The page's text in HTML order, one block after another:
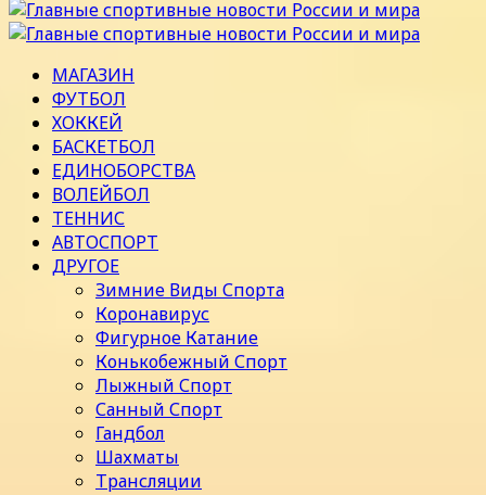
МАГАЗИН
ФУТБОЛ
ХОККЕЙ
БАСКЕТБОЛ
ЕДИНОБОРСТВА
ВОЛЕЙБОЛ
ТЕННИС
АВТОСПОРТ
ДРУГОЕ
Зимние Виды Спорта
Коронавирус
Фигурное Катание
Конькобежный Спорт
Лыжный Спорт
Санный Спорт
Гандбол
Шахматы
Трансляции